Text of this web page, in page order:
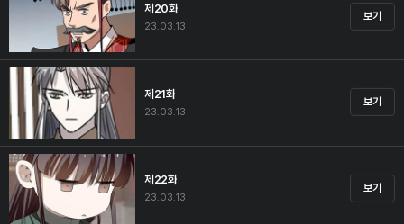
제20화
23.03.13
보기
제21화
23.03.13
보기
제22화
23.03.13
보기